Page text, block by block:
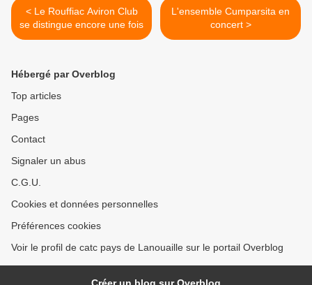
< Le Rouffiac Aviron Club
se distingue encore une fois
L'ensemble Cumparsita en
concert >
Hébergé par Overblog
Top articles
Pages
Contact
Signaler un abus
C.G.U.
Cookies et données personnelles
Préférences cookies
Voir le profil de catc pays de Lanouaille sur le portail Overblog